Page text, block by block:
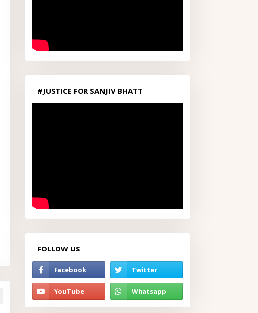
#JUSTICE FOR SANJIV BHATT
FOLLOW US